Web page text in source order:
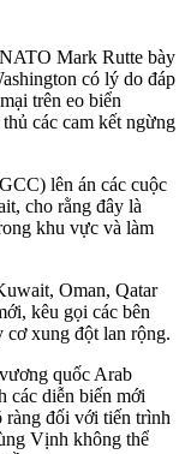
Mark Rutte bày
có lý do đáp
trên eo biển
các cam kết ngừng
lên án các cuộc
cho rằng đây là
khu vực và làm
Oman, Qatar
kêu gọi các bên
cơ xung đột lan rộng.
quốc Arab
các diễn biến mới
ràng đối với tiến trình
Vịnh không thể